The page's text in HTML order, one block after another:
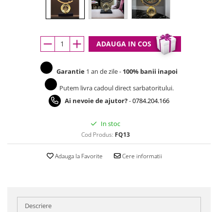
ADAUGA IN COS
Garantie 1 an de zile - 100% banii inapoi
Putem livra cadoul direct sarbatoritului.
Ai nevoie de ajutor?-0784.204.166
In stoc
Cod Produs: FQ13
Adauga la Favorite Cere informatii
Descriere